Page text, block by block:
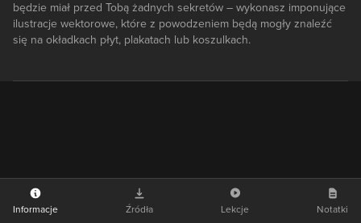
będzie miał przed Tobą żadnych sekretów – wykonasz imponujące
ilustracje wektorowe, które z powodzeniem będą mogły znaleźć
się na okładkach płyt, plakatach lub koszulkach.
Informacje Źródła Lekcje Notatki